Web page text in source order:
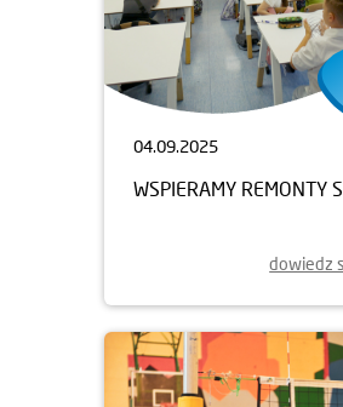
04.09.2025
WSPIERAMY REMONTY
dowiedz